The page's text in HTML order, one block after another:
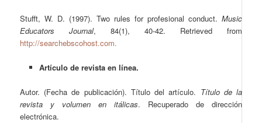
Stufft, W. D. (1997). Two rules for profesional conduct. Music
Educators Journal, 84(1), 40-42. Retrieved from
http://searchebscohost.com.
Artículo de revista en línea.
Autor. (Fecha de publicación). Título del artículo. Título de la
revista y volumen en itálicas. Recuperado de dirección
electrónica.